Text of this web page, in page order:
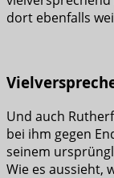
dort ebenfalls
Und auch
bei ihm gegen
seinem
Wie es aussieht,